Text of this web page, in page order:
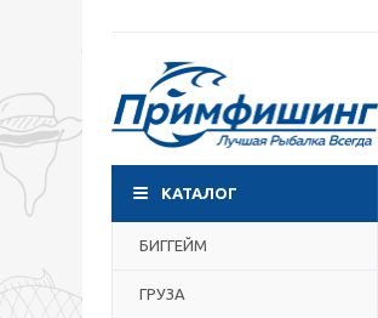
КАТАЛОГ
БИГГЕЙМ
ГРУЗА